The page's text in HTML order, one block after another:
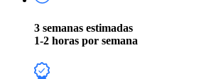
3 semanas estimadas
1-2 horas por semana